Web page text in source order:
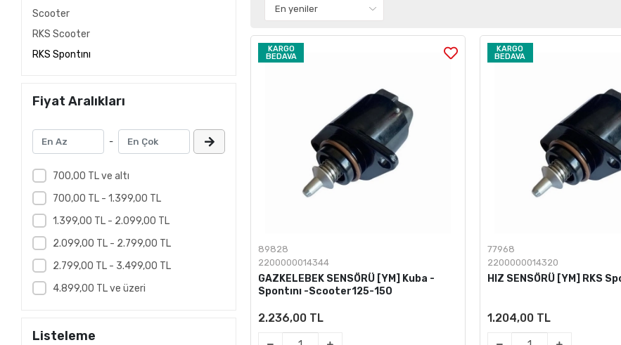
Scooter
RKS Scooter
RKS Spontını
Fiyat Aralıkları
-
700,00 TL ve altı
700,00 TL - 1.399,00 TL
1.399,00 TL - 2.099,00 TL
2.099,00 TL - 2.799,00 TL
2.799,00 TL - 3.499,00 TL
4.899,00 TL ve üzeri
Listeleme
KARGO
BEDAVA
89828
2200000014344
GAZKELEBEK SENSÖRÜ [YM] Kuba -
Spontını -Scooter125-150
2.236,00 TL
KARGO
BEDAVA
77968
2200000014320
HIZ SENSÖRÜ [YM] RKS
1.204,00 TL